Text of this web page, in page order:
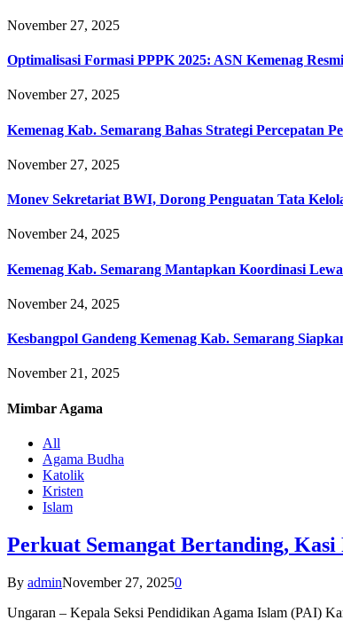
November 27, 2025
Optimalisasi Formasi PPPK 2025: ASN Kemenag
November 27, 2025
Kemenag Kab. Semarang Bahas Strategi Percepatan
November 27, 2025
Monev Sekretariat BWI, Dorong Penguatan Tata
November 24, 2025
Kemenag Kab. Semarang Mantapkan Koordinasi
November 24, 2025
Kesbangpol Gandeng Kemenag Kab. Semarang
November 21, 2025
Mimbar Agama
All
Agama Budha
Katolik
Kristen
Islam
Perkuat Semangat Bertanding,
By adminNovember 27, 20250
Ungaran – Kepala Seksi Pendidikan Agama Islam (PAI)